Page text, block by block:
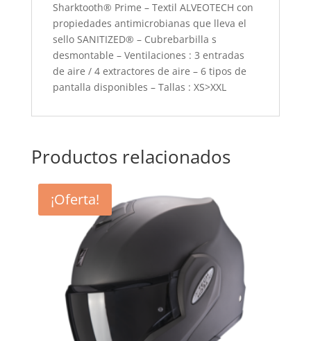
Sharktooth® Prime – Textil ALVEOTECH con
propiedades antimicrobianas que lleva el
sello SANITIZED® – Cubrebarbilla s
desmontable – Ventilaciones : 3 entradas
de aire / 4 extractores de aire – 6 tipos de
pantalla disponibles – Tallas : XS>XXL
Productos relacionados
¡Oferta!